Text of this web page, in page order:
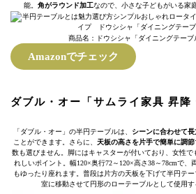
能。 角がラウンド加工なので、小さな子どもがいる家
商品名：ドウシシャ「ダイニングテーブ
Amazonでチェック
ダブル・オー「サムライ家具 昇降
「ダブル・オー」の半円テーブルは、 シーンに合わせて
ことができます。さらに、 天板の高さを片手で簡単に調節
数も選びません。脚にはキャスターが付いており、女性で
れしいポイント。幅120×奥行72～120×高さ38～78cmで
もゆったり座れます。普段は片方の天板を下げて半円テ
室に移動させて円形のローテーブルとして使用す